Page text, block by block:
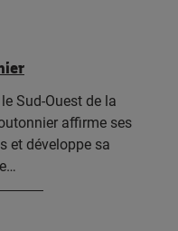
Sud-Ouest de la
affirme ses
et développe sa